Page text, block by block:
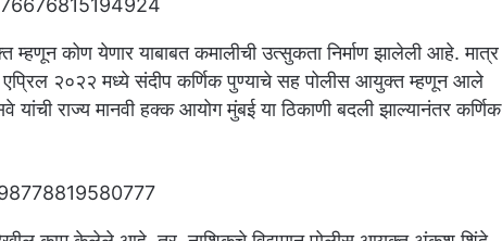
म्हणून कोण येणार याबाबत कमालीची उत्सुकता निर्माण झालेली आहे. मात्र
एप्रिल २०२२ मध्ये संदीप कर्णिक पुण्याचे सह पोलीस आयुक्त म्हणून आले
राज्य मानवी हक्क आयोग मुंबई या ठिकाणी बदली झाल्यानंतर कर्णिक